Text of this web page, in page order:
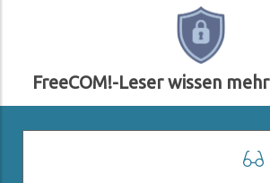
FreeCOM!-Leser wissen mehr